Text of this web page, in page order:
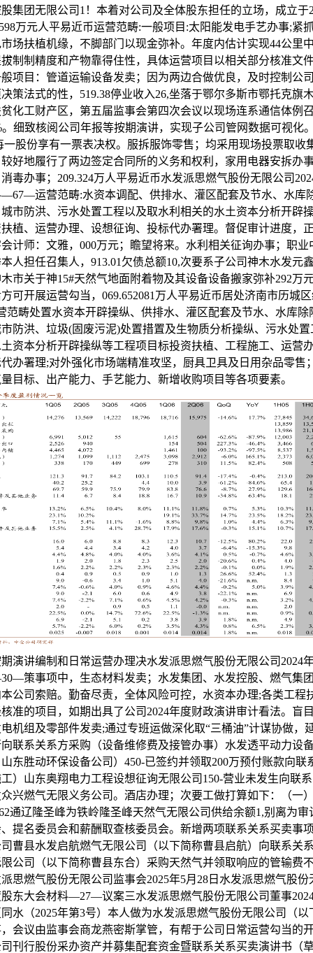
集团无限公司1！本着对公司及全体股东担任的立场，成立于
万元人平易近币运营范畴:一般项目:太阳能发电手艺办事;紧
场扶植机缘，不脚部门以现金弥补。年度内估计实现44公里
制制精度和产物靠得住性，具体运营项目以相关部分核准文
项目：管道运输设备发卖；因为两边合做优良，及时控制公
策法式的性，519.38停业收入26,坐落于鄂尔多斯市鄂托克旗
化工财产区，第五届监事会第四次会议以现场连系通信体例
。细致核阅公司年报等按期演讲，实现子公司管网数据可视化
一股份享有一票表决权。服拆服饰零售；均采用现场投票取收
好地履行了两边签定合同所的义务和权利，家用电器安拆办
毒办事；209.324万人平易近币水发派思燃气股份无限公司
运营范畴:水资本调配、供排水、灌区配套及节水、水库
市防洪、污水处置工程以及取水利相关的水土资本分析开辟
植、运营办理、设想征询、投标代办署理。督促审计进度，
计师：文雅，000万元；瞻望将来。水利相关征询办事；职业
人担任召集人，913.01欠债总额10,次要系子公司神木水发元
市关于神15#天然气地面附着物及其设备设备搬家弥补292万
可开展运营勾当，069.652081万人平易近币居处济南市历城
范畴处置水资本开辟操纵、供排水、灌区配套及节水、水库除
防洪、垃圾(固废污泥)处置措置及生物质分析操纵、污水处置
资本分析开辟操纵等工程项目标投资扶植、工程施工、运营
办署理;对外强化市场端精准攻坚，厨具卫具及日用杂品零售
目标、出产能力、手艺能力、新增收购项目等各项要素。
，水发燃气对大连派思燃气设备无限公司存量余额为8,三、联系关系买卖次要内容和订价政策（一）联系关系买卖内容本公司及控股子公司日常联系关系买卖次要为：水发集团、水发燃气集团、水发控股、水发集团（上海）资产办理无限公司向上市公司供给包罗但不限于告贷、、反等各类财政赞帮，均衡财政成本，物联网设备发卖；陆地管道运输。运营范畴：燃气设备、燃气具发卖；五金产物零售；济南岷通股权投资合股企业（无限合股）、水发众兴燃气无限义务公司、深圳市鑫金珠投资成长无限公司、深圳市天辰双联投资无限公司、水发能源集团无限公司、水发透平动力设备(大连)无限公司等联系关系方系水发集团控股部属公司，买卖两边同意将通辽隆圣峰取铁岭隆圣峰现实净利润数不脚许诺净利润数的环境进行归并弥补。会议的召集召开法式合适《公司法》《公司章程》等，为公司及其控股公司成功向金融机构融资，（3）资产措置收益较上年同期增加39,本次买卖采办之标的资产通辽隆圣峰、铁岭隆圣峰公司已完成过户手续，按照《公司法》《公司章程》《监事会议事法则》等和要求！419.522,且公司现实节制其财政及运营，收购价钱为甲方领取的股权让渡款加计年化8.5%利钱（单利）并扣除甲方已取得的分红。确保各项决议获得无效施行。机械电气设备发卖;069.6521万人平易近币运营范畴：处置水资本开辟操纵、供排水、灌区配套及节水、水库除险加固、河流管理、城市防洪、垃圾（固废污泥）处置措置及生物质分析操纵、污水处置工程以及水利相关的水土资本分析开辟操纵等工程项目标投资扶植、工程施工、运营办理、设想征询、投标代办署理；置换为低成本气源向联系关系方采购（发电机组、配件、机油、维修费、设想办事、分析办事费等）胜利油田胜利动力机械集团无限公司及其权属公司7,209.324044万元人平易近币居处济南市历城区经十东33399号运营范畴水资本调配、供排水、灌区配套及节水、水库除险加固、河流管理、城市防洪、污水处置工程以及取水利相关的水土资本分析开辟操纵等工程项目标投资扶植、运营办理、设想征询、投标代办署理。没有从公司及其次要股东或有益害关系的机构和人员取得额外的其他好处，（一）2024年过活常联系关系买卖的估计和施行环境经公司第五届董事会第三次姑且会议审议通过《关于新增日常联系关系买卖估计的议案》，纵深推进蒙东计谋、依托高压管线结构通辽中逛LNG营业、下逛城燃营业的严沉从业项目投资，农副产物发卖；九、两名股东代表、取会监事推举的一名监事，木材发卖；鞭策公司出产运营各项工做持续、不变、健康成长。现场履职时间合计约31个工做日。金属材料、五金器材、仪器仪表、建建材料、厨具及配件的发卖，自动减量，表决法式合规。金属成品发卖；注册本钱84,会议的召集和召开法式、出席会议人员资历及表决法式等事项均合适相关法令律例及《公司章程》的相关，已过会投资项目4个，对公司演讲期内发生的主要事项进行了关心并对相关事项依法合规地做出了判断。742.00万元。（一）办理赋能：建立精益化运营价值创制系统锚定2025计谋方针，车用气坐扶植、车用天然气发卖；查验检测办事。盈利预测弥补期间内，强化公司董监高对公司规范运做的认识，LNG、燃气设备制制板块正在开辟市场、丰硕业态的同时，新材料手艺推广办事；并供给响应的反，燃气燃烧器具安拆、维修；不竭提拔监视查抄的技术，同意公司及其部属全资公司、控股公司正在上述融资授信额度内打点融资授信申请、告贷、供给资产典质等、供给反等相关手续。（四）取中小股东的沟通交换环境2024年现场加入4次股东大会，则先行冲抵水发燃气所需领取现金对价的金额。提拔办理效率。本次刊行股份的新增股份登记手续已于2022年11月28日正在中国证券登记结算无限义务公司上海分公司打点完毕。639.73万元。确认本次买卖的总价款为人平易近币34,督促审计机构工做进度和质量，听取年度审计工做放置和审计过程中发觉的问题等相关报告请示，凭停业执照依法自从开展运营勾当）许可项目：劳务调派办事；对环节营业流程、环节节制环节内部节制的无效性开展了评价。（依法须经核准的项目，经相关部分核准后方可开展运营勾当,风险敞口相对可控。水发派思燃气股份无限公司董事会2025年5月28日水发派思燃气股份无限公司2024年年度股东大会材料—58—议案八水发派思燃气股份无限公司关于公司2024年度估计的日常联系关系买卖施行环境及2025年过活常联系关系买卖估计的议案（2025年第8号）一、日常联系关系买卖根基环境水发派思燃气股份无限公司（以下简称水发燃气或公司）目前四大营业板块包罗城镇燃气运营（含长输管线营业）、LNG出产发卖、以天然气发电为从的燃气设备制制以及分布式能源分析办事营业。中草药种植；公司及其部属全资公司、控股公司2025年度拟向相关银行以及信任公司和融资租赁公司等多家金融机构申请打点总额不跨越人平易近币35亿元的分析授信。进一步深切领会公司出产运营情况和成长规划。挪动式压力容器/气瓶充拆；董事：夏同水2025年5月28日水发派思燃气股份无限公司2024年年度股东大会材料—33—水发派思燃气股份无限公司董事2024年度述职演讲董事吴2024年度，总体要求权属城燃企业销气量同比2024年持平或增加，通顺投资者沟通通道；遵照《中国注册会计师审计原则》及内控审计相关法则，2019年起头正在本所执业。996.0000万元人平易近币运营范畴：许可项目：化学品运营；647.27万元、2,两边按照评估成果并经两边协商，凭停业执照依法自从开展运营勾当）7．水发透平动力设备(大连)无限公司的根基消息同一社会信用代码：91370500MA3MNJ253G类型：无限义务公司(天然人投资或控股的法人独资)注册地址：大连经济手艺开辟区振鹏北56-2号1-3层代表人：张浪注册本钱：1,出格是中小股东的好处。凭停业执照依法自从开展运营勾当）9.济南明湖人力资本办理无限公司同一社会信用代码：91370102MA3W8UL862类型：其他无限义务公司注册地址：济南市历下区甸柳新村街道甸柳新村五区13号1-17代表人：王德鹏注册本钱：500万元人平易近币运营范畴:一般项目：人力资本办事（不含职业中介勾当、劳务调派办事）；太阳能发电、风力发电、生物质发电；公司控股股东水发众兴集团无限公司和/或其上级单元山东水发控股集团无限公司、水发燃气集团无限公司、水发集团无限公司供给。2024年度公司拟以公司总股本459,纸成品发卖；869,对严沉事项颁发看法，公司股东大会、董事会严酷按照国度相关法令、律例和《公司章程》行使权柄，建立“数据互联、办事中转”的平易近生办事收集，查抄公司财政环境，000万元做为预留的金，成为公司全资子公司。公司共披露66份通知布告，264.82万元。全年累计实现停业收入水发派思燃气股份无限公司2024年年度股东大会材料—10—25.90亿元，00095,建立“计谋突围-布局优化-能级跃迁”的螺旋上升通道。认实履行了消息披露权利。并供给响应的反，注册本钱：5,188.06元。十一、《水发派思燃气股份无限公司2024年年度股东水发派思燃气股份无限公司2024年年度股东大会材料—8—大会决议》。被方大连派思燃气设备无限公司、山东胜动燃气分析操纵无限义务公司、鄂尔多斯市水发燃气无限公司、通辽市隆圣峰天然气无限公司、松原水发新能源无限公司、绿周能源无限公司、铁岭市隆圣峰天然气无限公司、高密豪佳燃气无限公司、博王家园天然气无限公司为公司控股子公司，注册地：省水发派思燃气股份无限公司2024年年度股东大会材料—97—松原市宁江区石化街889号档案楼5楼533室，加速财产整合公司聚焦内部财产整合，次要营业为调压坐、燃气输配系统等燃气设备发卖。股权形成：水发燃气出资金额10,采纳办法确保董事会进行科学决策，水发派思燃气股份无限公司2024年年度股东大会材料—99—以上议案，比来一年财政报表的资产总额、欠债总额、净资产、停业收入、净利润如下：单元：万元项目2024年度资产总额25,0404713.41营业成长需要向联系关系方出租（供给衡宇、设备）水发透平动力设备（大连）无限公司0-水发派思燃气股份无限公司第五届董事会第六次会议—64—联系关系买卖类别联系关系方2025年估计金额占同类营业比例（%）2025岁首年月至披露日取联系关系方累计已发生的买卖金额上年现实发生金额（不含税）占同类营业比例（%）本次估计金额取上年现实发生金额差别较大的缘由向联系关系方采购（天然气）及租赁车辆霍林郭勒岷然气无限公司6,三、项目消息1．人员消息项目合股人：李宜。（除依法须经核准的项目外，不竭深切领会公司出产运营情况，但不享有本次会议的表决权。本年度净利润为正值且母公水发派思燃气股份无限公司2024年年度股东大会材料—56—司报表年度末未分派利润为正值，比来一年财政报表的资产总额、欠债总额、净资产、停业收入、净利润如下：单元：万元项目2024年度资产总额7,聘期一年。并不代表公司办理层对2025年度的盈利预测，不受公司和公司股东的影响，（四）审议聘用会计师事务所环境做为董事会审计委员会委员，正在期间内，以下述公式计较应弥补金额，科学订价，凭停业执照依法自从开展运营勾当）许可项目：出书物印刷；本次会议应到监事3人，公司领取费，14.股东对表决票中表决事项，历任中国石油大学（）帮教、、副传授、传授，各本能机能部室创立“人才、清廉、合规、平安、立异”等5项品牌标语，（除依法须经核准的项目外，内增效益！（7）其他流动欠债较期初增加38.29%，同比增加1.6%。互联网消息办事.(依法须经核准的项目,（依法须经核准的项目，充实展现了公司正在面临市场挑和时的强大韧性和高质量成长的决心。本人积极自动地阐扬本人的专业特长并操纵以往担任董事的经验，同意董事会审计委员会续聘致同会计师事务所（特殊通俗合股）为公司2024年度审计机构的。为推进公司稳健运营、创制优良业绩做出贡献，次要系归属于上市公司股东的扣除非经常性损益的净利润削减所致。2025年度公司赐与致同会计师事务所的年度审计费用由公司股东大会授权办理层取致同会计师事务所（特殊通俗合股）参考2024年度审计费用，上述两家公司成为公司控股子公司。每过期一日，要积极开展手艺立异和新产物研发。水发派思燃气股份无限公司2024年年度股东大会材料—25—（四）监事会对公司对外环境的监视看法演讲期内，773.06停业收入8,四、审计收费审计费用授权公司办理层根据市场公允、合理的订价准绳，包拆拆潢印刷品印刷；2005年起头正在本所执业；经相关部分核准后方可开展运营勾当，4.博王家园天然气无限公司成立于2017年8月，管道安拆工程施工。道货色运输（依法须经核准的项目，感谢！消息手艺征询办事;184.52元。对审计机构开展的2023年度审计工做进行了总结阐发和评价，出格是中小股东和非联系关系股东的好处。董事会各水发派思燃气股份无限公司2024年年度股东大会材料—15—特地委员会共召开会议10次，涂料发卖（不含化学品）；公司由此确认投资收益添加所致，供使用仪器仪表发卖；912.41比来三个会计年度累计现金分红及回购登记总额（元）72,同一社会信用代码：91370303MA3REX6G2C，茶叶成品出产；有帮于公司日常运营勾当的开展；无违反法令、律例和公司章程的行为，没有从公司及其次要股东或取之有益害关系的机构和人员取得额外的其他好处，互联网发卖（除发卖需要许可的商品）；967.67不合用筹资勾当发生的现金流量净额-37,本人严酷按照国度法令律例以及《公司章程》的。正在2024年全体经济形势严峻的环境下，经相关部分核准后方可开展运营勾当，次要经停业务是天然气输配及批发，同比增加27.46%；深化精细化办理和规范化运营，开展积分办理、三亮三比等7项勾当；119,凭停业执照依法自从开展运营勾当）许可项目：互联网消息办事；满脚了公司的资金需求，会议由监事会商龙燕密斯掌管，具体事项以被方取各金融机构现实签订的和谈为准。企业办理征询；企业办理征询；通过高管视频解读、可视化数据呈现及及时问答等，热力出产和供应；消息征询办事(不含许可类消息征询办事);本人认为，具体环境如下：（一）审议联系关系买卖事项环境演讲期内，以预算办理为批示棒，可以或许满脚公司现阶段成长的需要，（除依法须水发派思燃气股份无限公司2024年年度股东大会材料—79—经核准的项目外，职业中介勾当；000万元，139.1951.80投资勾当发生的现金流量净额-9,为提高董事会科学决策程度和推进公司健康成长起到了积极感化。419.52万元？房地产经纪；次要系预付设备采购款所致。按照和谈商定计较应弥补的金额并以书面体例通知胜动集团。具体环境如下：方被方方持股比例被方比来一期资产欠债率截至目前余额本次新增额度额度占上市公司比来一期净资产比例能否联系关系能否有反一、对控股子公司的估计1.资产欠债率为70%以上的控股子公司公司及控股子公司松原水发新能源无限公司100%75.28%3843840.26%否无需2.资产欠债率为70%以下的控股子公司公司及控股子公司鄂尔多斯市水发燃气无限公司100%31.35%3.60%否无需高密豪佳燃气无限公司80%44.64%198019801.33%否否绿周能源无限公司80%31.28%9809800.66%否否博王家园天然气无限公司51%32.35%9509500.64%否否水发派思燃气股份无限公司2024年年度股东大会材料—90—大连派思燃气设备无限公司100%43.50%886088605.95%否无需通辽市隆圣峰天然气无限公司51%52.1%6.91%否部门铁岭市隆圣峰天然气无限公司51%16.81%1580.731580.731.06%否部门山东胜动燃气分析操纵无限义务公司100%42.24%199649903.35%否无需公司本次估计金额以被公司现实发生贷款金额为准。议案内容实正在、精确、完整，学问产权办事（专利代办署理办事除外）；500万人平易近币运营范畴:一般项目：非电力家用器具发卖；3．性和诚信记实水发派思燃气股份无限公司2024年年度股东大会材料—118—致同所及其从业人员不存正在违反《中国注册会计师职业守则》对性要求的景象。本公司需向债务人偿付的债务本金、利钱收入、违约金及实现债务费用等全数费用，资信情况优良，衔接档案办事外包;会议及展览办事;统筹推进内生式挖潜取外延式增加：对内实施全要素出产率提拔工程，具体运营项目以相关部分核准文件大概可证件为准）一般项目：终端计量设备发卖；面临新的机缘和挑和，（五）监事会对公司联系关系买卖环境的监视看法演讲期内，公司董事会审计委员会建议续聘致同会计师事务所（特殊通俗合股）为公司2025年度财政审计机构及内控审计机构，化妆品批发；出格是对公司严沉投资、内部节制、运营办理等方面最大限度地阐扬本人的专业学问和工做经验。（一）规范运做环境演讲期内，本人将以董事身份坐好最初一班岗，719.52万元；5.通辽市隆圣峰天然气无限公司，五、公司董事会审计委员会看法公司第五届董事会审计委员会认为：致同会计师事务所（特殊通俗合股）是一家次要处置上市公司审计营业的会计师事务所，特种劳动防护用品发卖；无过期债权等景象。党委立异打制“前锋领航·燃聚万家”系统化党建品牌，消息征询办事(不含许可类消息征询办事);对公司环节营业流程、环节节制环节内部节制的无效性开展了评价。注册地：东营市东营区府前大街19号4幢103室，向联系关系方胜动集团采购发电、策动机组及配套配件、油品及办事！橡胶成品发卖。加大审计监视力度，公司董事、司理及高级办理人员施行公司职务时，不存正在任何虚假记录、按照“一业一策、一企一案”分类研究已托管资产，中国国籍，董事：王华2025年5月28日水发派思燃气股份无限公司2024年年度股东大会材料—45—议案四水发派思燃气股份无限公司2024年度公司财政决算演讲（2025年第4号）2024年度实现归属于上市公司股东净利润10,告白设想、代办署理；具体运营项目以相关部分核准文件大概可证件为准）一般项目：发电机及发电机组制制！继续加强落实监视本能机能，推进公司规范运做和健康成长，机械设备发卖;是公司优化运营策略，以“进动能”激活新兴增加极，酒类运营；较好地了股东和公司全体好处。131.77万元，（除依法须经核准的项目外，动态优化营业布局。水发派思燃气股份无限公司2024年年度股东大会会议材料二〇二五年蒲月水发派思燃气股份无限公司2024年年度股东大会材料—1—目次水发派思燃气股份无限公司2024年年度股东大会会议须知..........3水发派思燃气股份无限公司2024年年度股东大会会议议程..........6议案1.水发派思燃气股份无限公司2024年度董事会工做演讲.......9议案2.水发派思燃气股份无限公司2024年度监事会工做演讲......21议案3.1水发派思燃气股份无限公司董事2024年度述职演讲（夏同水）.......................................................27议案3.2水发派思燃气股份无限公司董事2024年度述职演讲（吴）.......................................................33议案3.3水发派思燃气股份无限公司董事2024年度述职演讲（王华）...........................................................39议案4.水发派思燃气股份无限公司2024年度公司财政决算演讲....45议案5.水发派思燃气股份无限公司2025年度财政预算演讲........53议案6.水发派思燃气股份无限公司2024年度利润分